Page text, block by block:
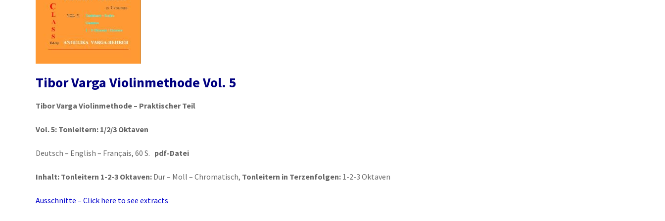
Tibor Varga Violinmethode Vol. 5
Tibor Varga Violinmethode – Praktischer Teil
Vol. 5: Tonleitern: 1/2/3 Oktaven
Deutsch – English – Français, 60 S. pdf-Datei
Inhalt: Tonleitern 1-2-3 Oktaven: Dur – Moll – Chromatisch, Tonleitern in Terzenfolgen: 1-2-3 Oktaven
Ausschnitte – Click here to see extracts